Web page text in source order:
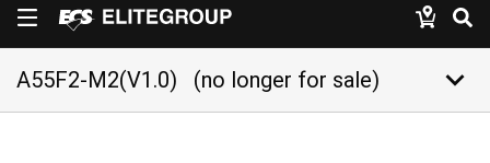
A55F2-M2(V1.0) (no longer for sale) keyboard_arrow_down